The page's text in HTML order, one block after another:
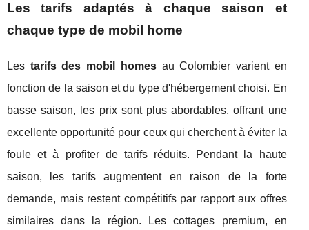
Les tarifs adaptés à chaque saison et
chaque type de mobil home
Les tarifs des mobil homesau Colombier varient en
fonction de la saison et du type d'hébergement choisi. En
basse saison, les prix sont plus abordables, offrant une
excellente opportunité pour ceux qui cherchent à éviter la
foule et à profiter de tarifs réduits. Pendant la haute
saison, les tarifs augmentent en raison de la forte
demande, mais restent compétitifs par rapport aux offres
similaires dans la région. Les cottages premium, en